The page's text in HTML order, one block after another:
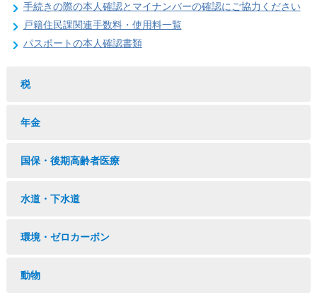
手続きの際の本人確認とマイナンバーの確認にご協力ください
戸籍住民課関連手数料・使用料一覧
パスポートの本人確認書類
税
年金
国保・後期高齢者医療
水道・下水道
環境・ゼロカーボン
動物